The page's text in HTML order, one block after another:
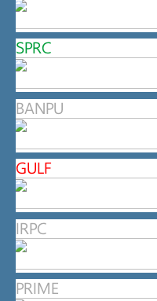
SPRC
BANPU
GULF
IRPC
PRIME